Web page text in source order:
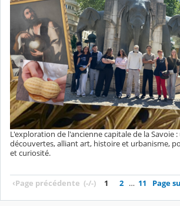
L'exploration de l'ancienne capitale de la Savoie
découvertes, alliant art, histoire et urbanisme,
et curiosité.
‹Page précédente (-/-) 1 2 … 11 Page